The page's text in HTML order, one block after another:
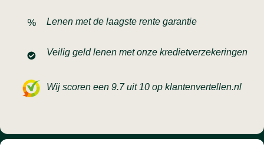
Lenen met de laagste rente garantie
Veilig geld lenen met onze kredietverzekeringen
Wij scoren een 9.7 uit 10 op klantenvertellen.nl